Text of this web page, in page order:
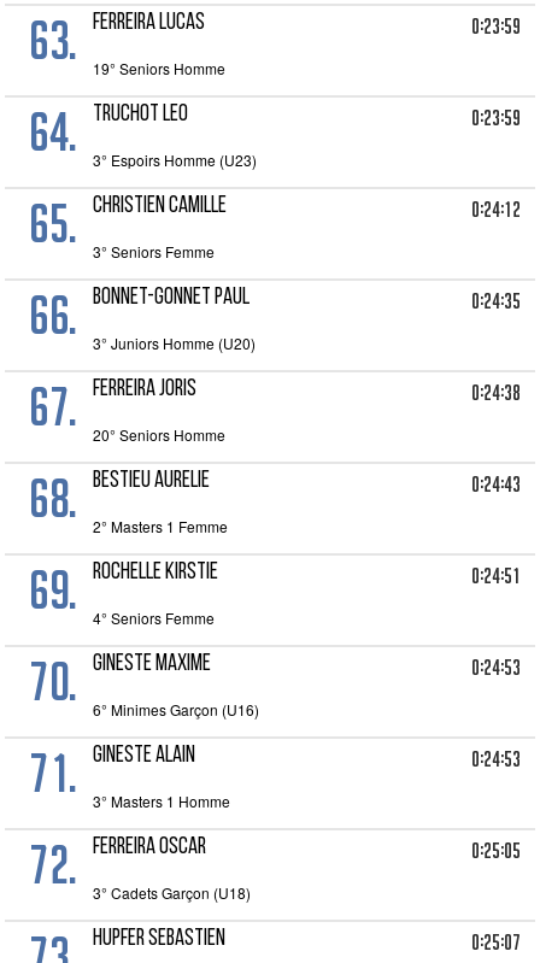
63. FERREIRA LUCAS 0:23:59
19° Seniors Homme
64. TRUCHOT LEO 0:23:59
3° Espoirs Homme (U23)
65. CHRISTIEN CAMILLE 0:24:12
3° Seniors Femme
66. BONNET-GONNET PAUL 0:24:35
3° Juniors Homme (U20)
67. FERREIRA JORIS 0:24:38
20° Seniors Homme
68. BESTIEU AURELIE 0:24:43
2° Masters 1 Femme
69. ROCHELLE KIRSTIE 0:24:51
4° Seniors Femme
70. GINESTE MAXIME 0:24:53
6° Minimes Garçon (U16)
71. GINESTE ALAIN 0:24:53
3° Masters 1 Homme
72. FERREIRA OSCAR 0:25:05
3° Cadets Garçon (U18)
HUPFER SEBASTIEN 0:25:07